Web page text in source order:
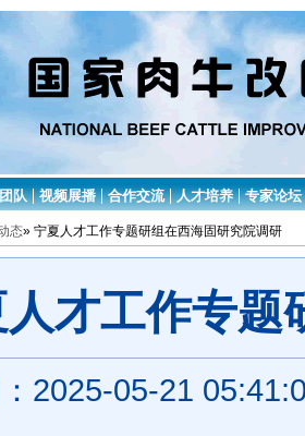
队 视频展播 合作交流 人才培养 专家论坛
态» 宁夏人才工作专题研组在西海固研究院调研
才工作专题
2025-05-21